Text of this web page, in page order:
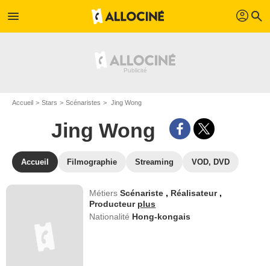
menu profil search
Accueil Stars Scénaristes Jing Wong
Jing Wong
Accueil Filmographie Streaming VOD, DVD
MétiersScénariste , Réalisateur ,
Producteur plus
Nationalité Hong-kongais